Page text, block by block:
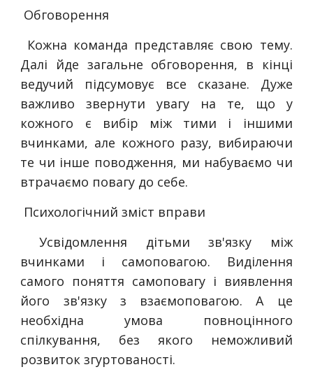
Обговорення
Кожна команда представляє свою тему.
Далі йде загальне обговорення, в кінці
ведучий підсумовує все сказане. Дуже
важливо звернути увагу на те, що у
кожного є вибір між тими і іншими
вчинками, але кожного разу, вибираючи
те чи інше поводження, ми набуваємо чи
втрачаємо повагу до себе.
Психологічний зміст вправи
Усвідомлення дітьми зв'язку між
вчинками і самоповагою. Виділення
самого поняття самоповагу і виявлення
його зв'язку з взаємоповагою. А це
необхідна умова повноцінного
спілкування, без якого неможливий
розвиток згуртованості.